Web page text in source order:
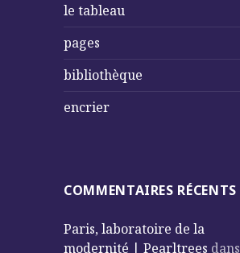
le tableau
pages
bibliothèque
encrier
COMMENTAIRES RÉCENTS
Paris, laboratoire de la
modernité | Pearltrees dans